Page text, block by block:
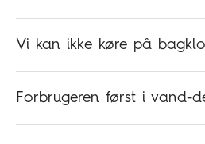
Vi kan ikke køre på
Forbrugeren først i vand-